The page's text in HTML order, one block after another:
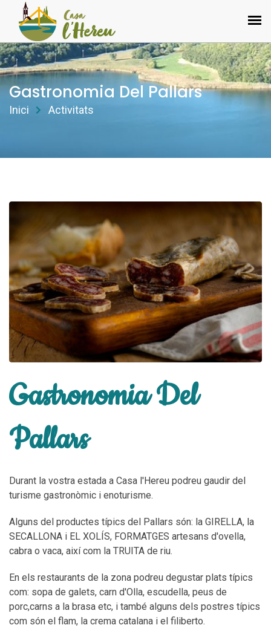
Gastronomia Del Pallars
Inici Activitats
Gastronomia Del
Pallars
Durant la vostra estada a Casa l'Hereu podreu gaudir del
turisme gastronòmic i enoturisme.
Alguns del productes típics del Pallars són: la GIRELLA, la
SECALLONA i EL XOLÍS, FORMATGES artesans d'ovella,
cabra o vaca, així com la TRUITA de riu.
En els restaurants de la zona podreu degustar plats típics
com: sopa de galets, carn d'Olla, escudella, peus de
porc,carns a la brasa etc, i també alguns dels postres típics
com són el flam, la crema catalana i el filiberto.